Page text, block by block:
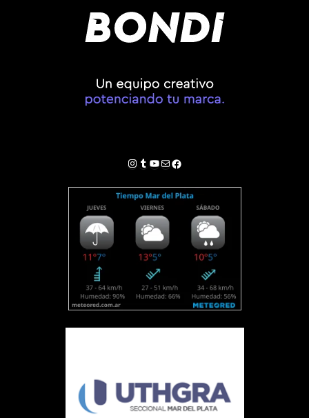
Instagram
Tumblr
YouTube
Correo electrónico
Facebook